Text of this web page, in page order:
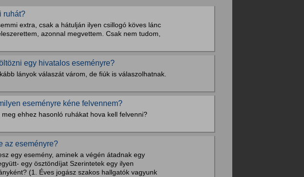
ruhát?
extra, csak a hátulján ilyen csillogó köves lánc
azonnal megvettem. Csak nem tudom,
egy hivatalos eseményre?
lányok válaszát várom, de fiúk is válaszolhatnak.
eseményre kéne felvennem?
ehhez hasonló ruhákat hova kell felvenni?
az eseményre?
egy esemény, aminek a végén átadnak egy
egy ösztöndíjat Szerintetek egy ilyen
(1. Éves jogász szakos hallgatók vagyunk